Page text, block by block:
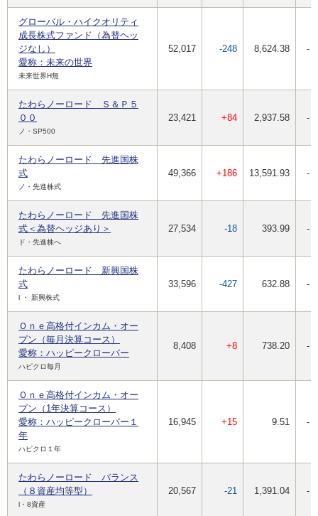
グローバル・ハイクオリティ
成長株式ファンド（為替ヘッ
ジなし）
愛称：未来の世界
未来世界H無
52,017 -248 8,624.38 -
たわらノーロード Ｓ＆Ｐ５
００
ノ・SP500
23,421 +84 2,937.58 -
たわらノーロード 先進国株
式
ノ・先進株式
49,366 +186 13,591.93 -
たわらノーロード 先進国株
式＜為替ヘッジあり＞
ド・先進株へ
27,534 -18 393.99 -
たわらノーロード 新興国株
式
l ・ 新興株式
33,596 -427 632.88 -
Ｏｎｅ高格付インカム・オー
プン（毎月決算コース）
愛称：ハッピークローバー
ハピクロ毎月
8,408 +8 738.20 -
Ｏｎｅ高格付インカム・オー
プン（1年決算コース）
愛称：ハッピークローバー１
年
ハピクロ１年
16,945 +15 9.51 -
たわらノーロード バランス
（８資産均等型）
l・8資産
20,567 -21 1,391.04 -